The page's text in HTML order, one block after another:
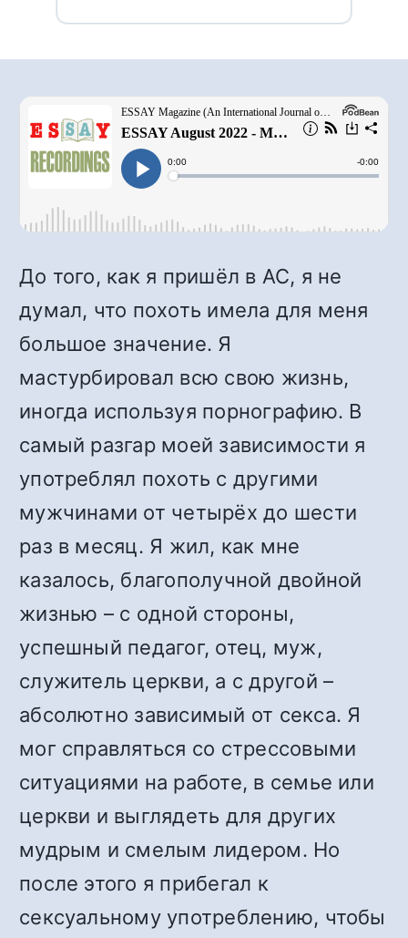
До того, как я пришёл в АС, я не
думал, что похоть имела для меня
большое значение. Я
мастурбировал всю свою жизнь,
иногда используя порнографию. В
самый разгар моей зависимости я
употреблял похоть с другими
мужчинами от четырёх до шести
раз в месяц. Я жил, как мне
казалось, благополучной двойной
жизнью – с одной стороны,
успешный педагог, отец, муж,
служитель церкви, а с другой –
абсолютно зависимый от секса. Я
мог справляться со стрессовыми
ситуациями на работе, в семье или
церкви и выглядеть для других
мудрым и смелым лидером. Но
после этого я прибегал к
сексуальному употреблению, чтобы